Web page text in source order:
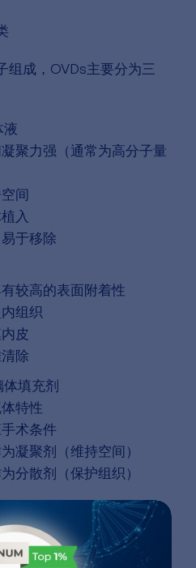
组成，OVDs主要分为三
液
聚力强（通常为高分子量
间
入
于移除
较高的表面附着性
组织
皮
除
填充剂
特性
术条件
凝聚剂（维持空间）
分散剂（保护组织）